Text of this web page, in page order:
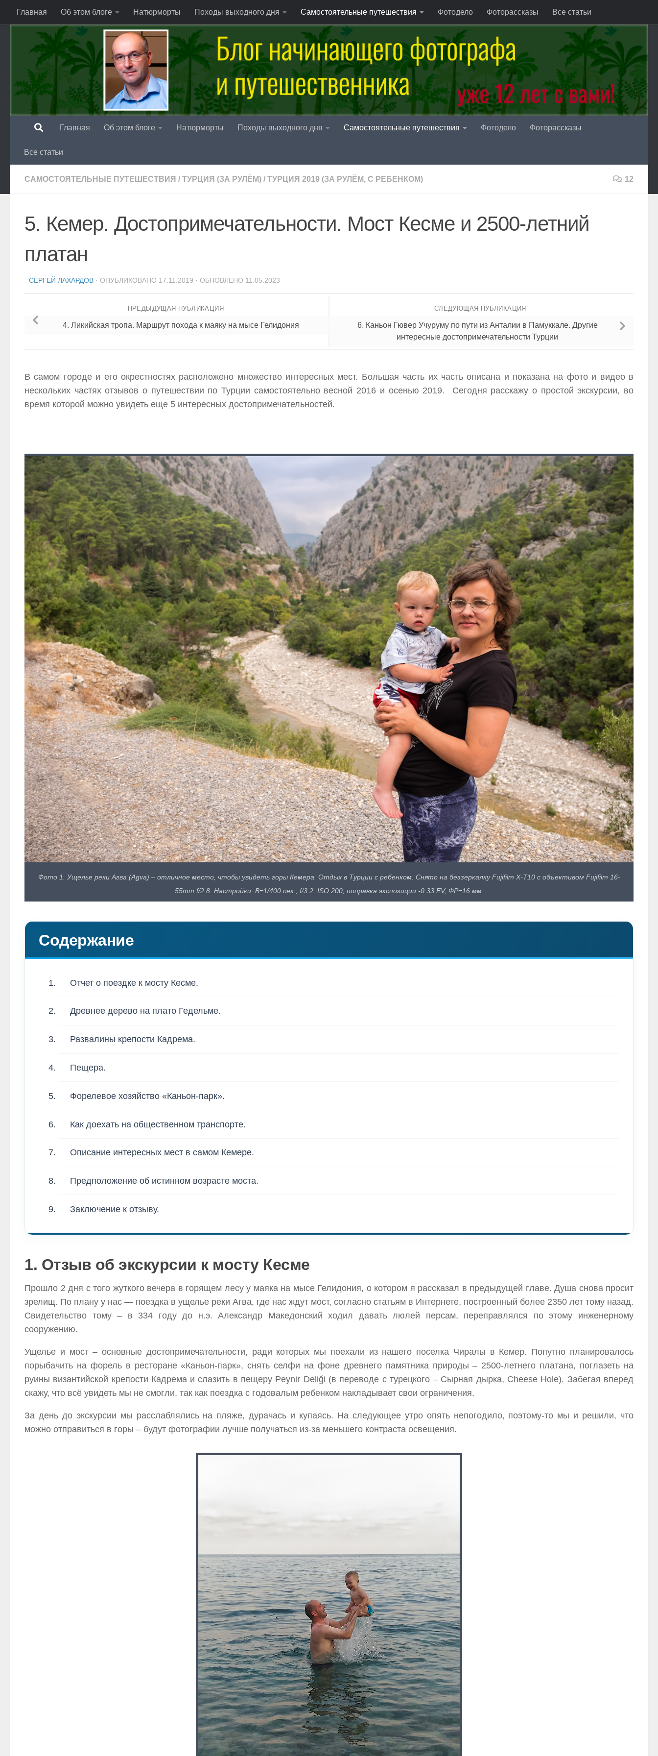
Перейти к содержимому
Главная Об этом блоге Натюрморты Походы выходного дня Самостоятельные путешествия Фотодело Фоторассказы Все статьи
Главная Об этом блоге Натюрморты Походы выходного дня Самостоятельные путешествия Фотодело Фоторассказы
Все статьи
САМОСТОЯТЕЛЬНЫЕ ПУТЕШЕСТВИЯ / ТУРЦИЯ (ЗА РУЛЁМ) / ТУРЦИЯ 2019 (ЗА РУЛЁМ, С РЕБЕНКОМ) 12
5. Кемер. Достопримечательности. Мост Кесме и 2500-летний
платан
- СЕРГЕЙ ЛАХАРДОВ · ОПУБЛИКОВАНО 17.11.2019 · ОБНОВЛЕНО 11.05.2023
СЛЕДУЮЩАЯ ПУБЛИКАЦИЯ
6. Каньон Гювер Учуруму по пути из Анталии в Памуккале. Другие
интересные достопримечательности Турции
ПРЕДЫДУЩАЯ ПУБЛИКАЦИЯ
4. Ликийская тропа. Маршрут похода к маяку на мысе Гелидония
В самом городе и его окрестностях расположено множество интересных мест. Большая часть их часть описана и показана на фото и видео в
нескольких частях отзывов о путешествии по Турции самостоятельно весной 2016 и осенью 2019. Сегодня расскажу о простой экскурсии, во
время которой можно увидеть еще 5 интересных достопримечательностей.
Фото 1. Ущелье реки Агва (Agva) – отличное место, чтобы увидеть горы Кемера. Отдых в Турции с ребенком. Снято на беззеркалку Fujifilm X-T10 с объективом Fujifilm 16-
55mm f/2.8. Настройки: В=1/400 сек., f/3.2, ISO 200, поправка экспозиции -0.33 EV, ФР=16 мм.
Содержание
Отчет о поездке к мосту Кесме.
Древнее дерево на плато Гедельме.
Развалины крепости Кадрема.
Пещера.
Форелевое хозяйство «Каньон-парк».
Как доехать на общественном транспорте.
Описание интересных мест в самом Кемере.
Предположение об истинном возрасте моста.
Заключение к отзыву.
1. Отзыв об экскурсии к мосту Кесме
Прошло 2 дня с того жуткого вечера в горящем лесу у маяка на мысе Гелидония, о котором я рассказал в предыдущей главе. Душа снова просит
зрелищ. По плану у нас — поездка в ущелье реки Агва, где нас ждут мост, согласно статьям в Интернете, построенный более 2350 лет тому назад.
Свидетельство тому – в 334 году до н.э. Александр Македонский ходил давать люлей персам, переправлялся по этому инженерному
сооружению.
Ущелье и мост – основные достопримечательности, ради которых мы поехали из нашего поселка Чиралы в Кемер. Попутно планировалось
порыбачить на форель в ресторане «Каньон-парк», снять селфи на фоне древнего памятника природы – 2500-летнего платана, поглазеть на
руины византийской крепости Кадрема и слазить в пещеру Peynir Deliği (в переводе с турецкого – Сырная дырка, Cheese Hole). Забегая вперед
скажу, что всё увидеть мы не смогли, так как поездка с годовалым ребенком накладывает свои ограничения.
За день до экскурсии мы расслаблялись на пляже, дурачась и купаясь. На следующее утро опять непогодило, поэтому-то мы и решили, что
можно отправиться в горы – будут фотографии лучше получаться из-за меньшего контраста освещения.